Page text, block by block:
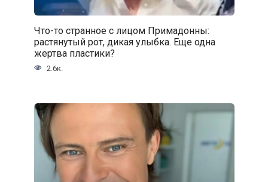
Что-то странное с лицом Примадонны:
растянутый рот, дикая улыбка. Еще одна
жертва пластики?
2.6к.